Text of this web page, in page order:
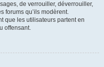
de verrouiller, déverrouiller,
forums qu’ils modèrent.
que les utilisateurs partent en
offensant.